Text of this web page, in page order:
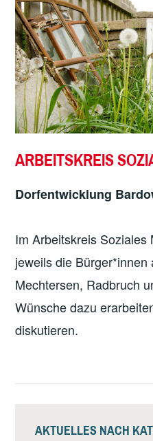
ARBEITSKREIS
Dorfentwicklung
Im Arbeitskreis Soziales
jeweils die Bürger*innen
Mechtersen, Radbruch
Wünsche dazu
diskutieren.
AKTUELLES NACH